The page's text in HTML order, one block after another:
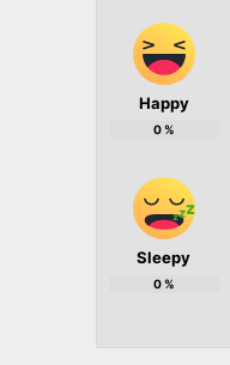
Happy
0%
Sleepy
0%